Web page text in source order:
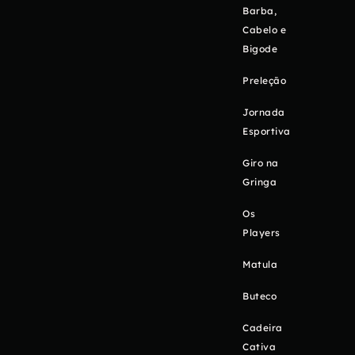
Barba,
Cabelo e
Bigode
Preleção
Jornada
Esportiva
Giro na
Gringa
Os
Players
Matula
Buteco
Cadeira
Cativa